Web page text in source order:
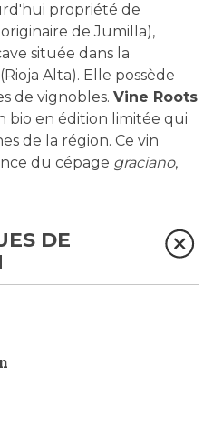
propriété de
de Jumilla),
située dans la
Alta). Elle possède
de vignobles. Vine Roots
bio en édition limitée qui
de la région. Ce vin
du cépage graciano,
DE